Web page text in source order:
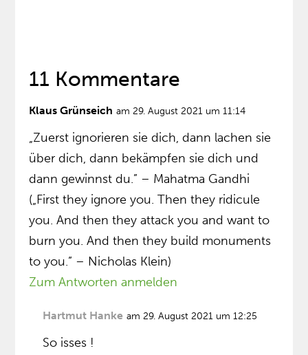
11 Kommentare
Klaus Grünseich am 29. August 2021 um 11:14
„Zuerst ignorieren sie dich, dann lachen sie
über dich, dann bekämpfen sie dich und
dann gewinnst du.” – Mahatma Gandhi
(„First they ignore you. Then they ridicule
you. And then they attack you and want to
burn you. And then they build monuments
to you.” – Nicholas Klein)
Zum Antworten anmelden
Hartmut Hanke am 29. August 2021 um 12:25
So isses !